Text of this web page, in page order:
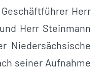
Herr
Herr Steinmann
Niedersächsische
seiner Aufnahme